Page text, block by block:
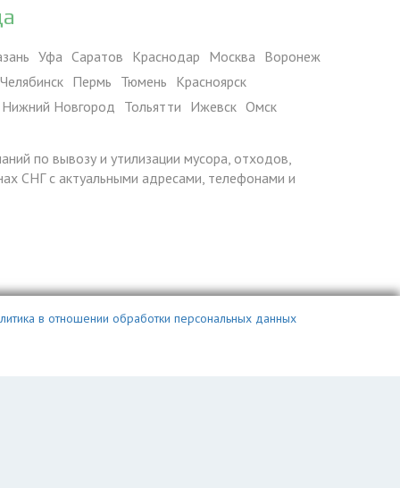
Уфа Саратов Краснодар Москва Воронеж
Челябинск Пермь Тюмень Красноярск
Нижний Новгород Тольятти Ижевск Омск
по вывозу и утилизации мусора, отходов,
СНГ с актуальными адресами, телефонами и
в отношении обработки персональных данных